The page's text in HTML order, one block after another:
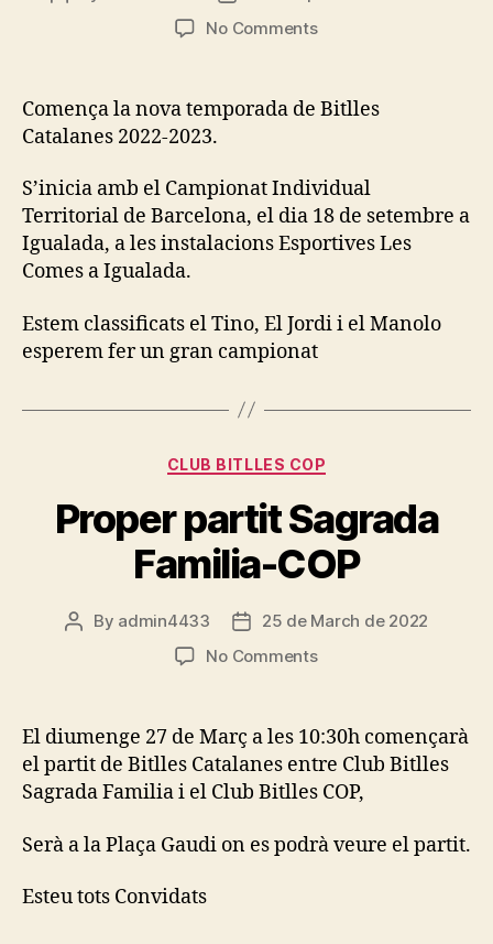
date
No Commentson
noves
Comença la nova temporada de Bitlles
Catalanes 2022-2023.
S’inicia amb el Campionat Individual
Territorial de Barcelona, el dia 18 de setembre a
Igualada, a les instalacions Esportives Les
Comes a Igualada.
Estem classificats el Tino, El Jordi i el Manolo
esperem fer un gran campionat
Categories
CLUB BITLLES COP
Proper partit Sagrada
Familia-COP
Post
By admin4433
Post
date
25 de March de 2022
No Commentson
Sagrada
Familia-
COP
El diumenge 27 de Març a les 10:30h començarà
el partit de Bitlles Catalanes entre Club Bitlles
Sagrada Familia i el Club Bitlles COP,
Serà a la Plaça Gaudi on es podrà veure el partit.
Esteu tots Convidats